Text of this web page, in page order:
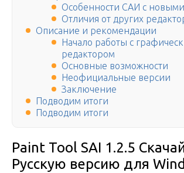
Особенности САИ с
Отличия от других
Описание и рекомендации
Начало работы с
редактором
Основные возможности
Неофициальные версии
Заключение
Подводим итоги
Подводим итоги
Paint Tool SAI 1.2.5
Русскую версию для